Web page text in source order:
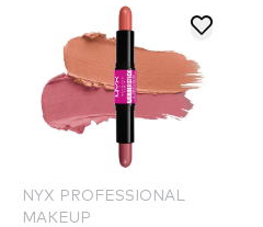
NYX PROFESSIONAL
MAKEUP